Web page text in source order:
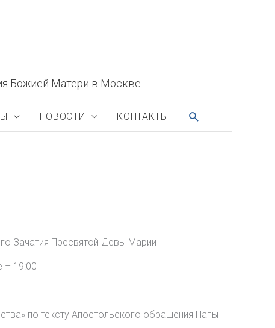
Божией Матери в Москве
НОВОСТИ КОНТАКТЫ ПОИСК
Зачатия Пресвятой Девы Марии
– 19:00
по тексту Апостольского обращения Папы